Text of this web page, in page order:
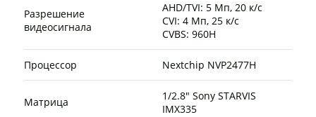
Разрешение
видеосигнала
AHD/TVI: 5 Мп, 20 к/с
CVI: 4 Мп, 25 к/с
CVBS: 960H
Процессор Nextchip NVP2477H
Матрица
1/2.8" Sony STARVIS
IMX335